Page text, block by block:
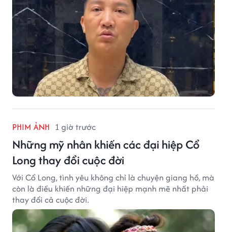
PHIM ẢNH 1 giờ trước
Những mỹ nhân khiến các đại hiệp Cổ
Long thay đổi cuộc đời
Với Cổ Long, tình yêu không chỉ là chuyện giang hồ, mà
còn là điều khiến những đại hiệp mạnh mẽ nhất phải
thay đổi cả cuộc đời.